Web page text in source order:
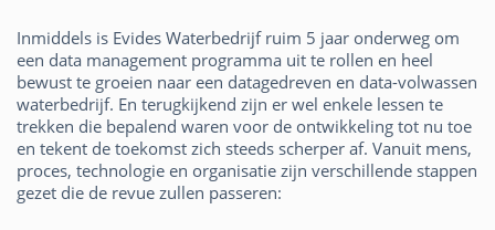
Inmiddels is Evides Waterbedrijf ruim 5 jaar onderweg om
een data management programma uit te rollen en heel
bewust te groeien naar een datagedreven en data-volwassen
waterbedrijf. En terugkijkend zijn er wel enkele lessen te
trekken die bepalend waren voor de ontwikkeling tot nu toe
en tekent de toekomst zich steeds scherper af. Vanuit mens,
proces, technologie en organisatie zijn verschillende stappen
gezet die de revue zullen passeren: